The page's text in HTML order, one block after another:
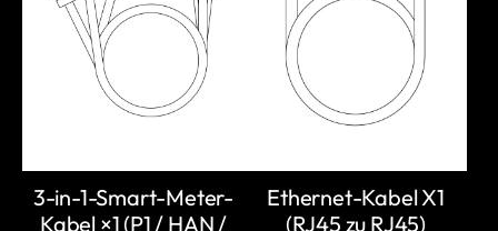
3-in-1-Smart-Meter-
Kabel ×1 (P1 / HAN /
Ethernet-Kabel X1
(RJ45 zu RJ45)